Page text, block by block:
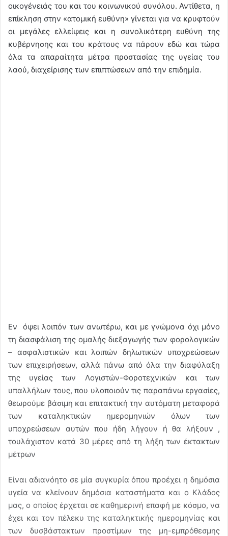
οικογένειάς του και του κοινωνικού συνόλου. Αντίθετα, η
επίκληση στην «ατομική ευθύνη» γίνεται για να κρυφτούν
οι μεγάλες ελλείψεις και η συνολικότερη ευθύνη της
κυβέρνησης και του κράτους να πάρουν εδώ και τώρα
όλα τα απαραίτητα μέτρα προστασίας της υγείας του
λαού, διαχείρισης των επιπτώσεων από την επιδημία.
Εν όψει λοιπόν των ανωτέρω, και με γνώμονα όχι μόνο
τη διασφάλιση της ομαλής διεξαγωγής των φορολογικών
– ασφαλιστικών και λοιπών δηλωτικών υποχρεώσεων
των επιχειρήσεων, αλλά πάνω από όλα την διαφύλαξη
της υγείας των Λογιστών-Φοροτεχνικών και των
υπαλλήλων τους, που υλοποιούν τις παραπάνω εργασίες,
θεωρούμε βάσιμη και επιτακτική την αυτόματη μεταφορά
των καταληκτικών ημερομηνιών όλων των
υποχρεώσεων αυτών που ήδη λήγουν ή θα λήξουν ,
τουλάχιστον κατά 30 μέρες από τη λήξη των έκτακτων
μέτρων
Είναι αδιανόητο σε μία συγκυρία όπου προέχει η δημόσια
υγεία να κλείνουν δημόσια καταστήματα και ο Κλάδος
μας, ο οποίος έρχεται σε καθημερινή επαφή με κόσμο, να
έχει και τον πέλεκυ της καταληκτικής ημερομηνίας και
των δυσβάστακτων προστίμων της μη-εμπρόθεσμης